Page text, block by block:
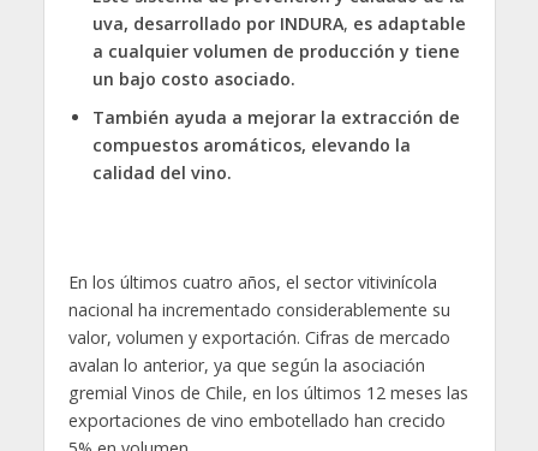
uva, desarrollado por INDURA, es adaptable
a cualquier volumen de producción y tiene
un bajo costo asociado.
También ayuda a mejorar la extracción de
compuestos aromáticos, elevando la
calidad del vino.
En los últimos cuatro años, el sector vitivinícola
nacional ha incrementado considerablemente su
valor, volumen y exportación. Cifras de mercado
avalan lo anterior, ya que según la asociación
gremial Vinos de Chile, en los últimos 12 meses las
exportaciones de vino embotellado han crecido